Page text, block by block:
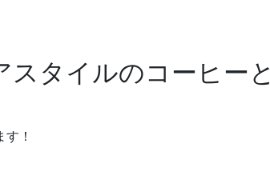
タイルのコーヒーと
！